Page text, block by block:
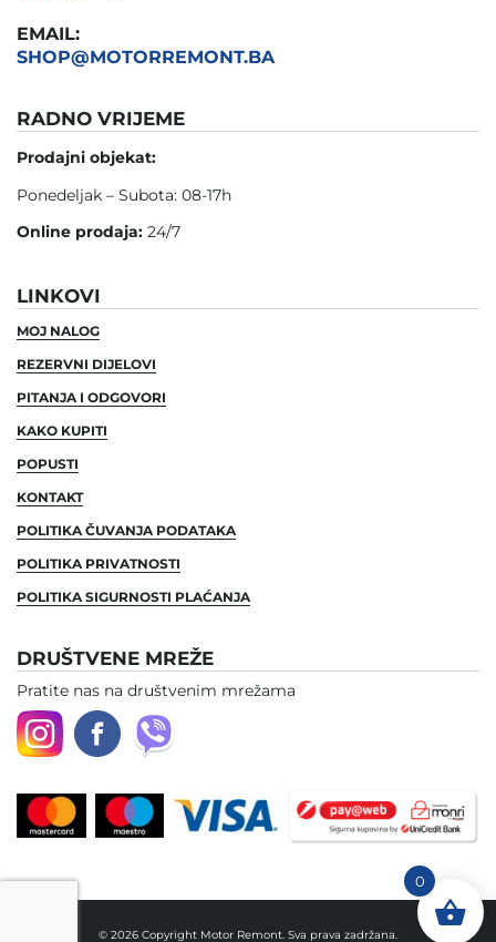
EMAIL:
SHOP@MOTORREMONT.BA
RADNO VRIJEME
Prodajni objekat:
Ponedeljak – Subota: 08-17h
Online prodaja: 24/7
LINKOVI
MOJ NALOG
REZERVNI DIJELOVI
PITANJA I ODGOVORI
KAKO KUPITI
POPUSTI
KONTAKT
POLITIKA ČUVANJA PODATAKA
POLITIKA PRIVATNOSTI
POLITIKA SIGURNOSTI PLAĆANJA
DRUŠTVENE MREŽE
Pratite nas na društvenim mrežama
© 2026 Copyright Motor Remont. Sva prava zadržana.
0